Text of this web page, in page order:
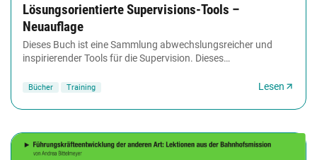
Lösungsorientierte Supervisions-Tools –
Neuauflage
Dieses Buch ist eine Sammlung abwechslungsreicher und
inspirierender Tools für die Supervision. Dieses
Bücher Training Lesen